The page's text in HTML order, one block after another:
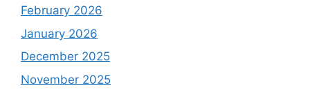
February 2026
January 2026
December 2025
November 2025